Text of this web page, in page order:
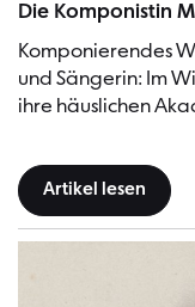
Die Komponistin
Komponierendes
und Sängerin: Im
ihre häuslichen
Artikel lesen